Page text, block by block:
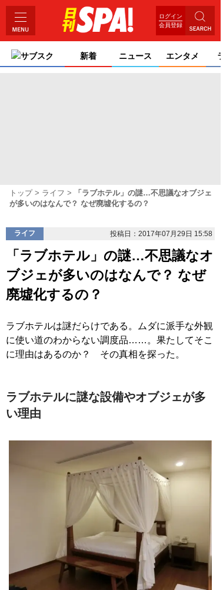
ログイン
会員登録
サブスク 新着 ニュース エンタメ
トップ ライフ
「ラブホテル」の謎…不思議なオブジェ
が多いのはなんで？ なぜ廃墟化するの？
ライフ 投稿日：2017年07月29日 15:58
「ラブホテル」の謎…不思議なオ
ブジェが多いのはなんで？ なぜ
廃墟化するの？
ラブホテルは謎だらけである。ムダに派手な外観
に使い道のわからない調度品……。果たしてそこ
に理由はあるのか？ その真相を探った。
ラブホテルに謎な設備やオブジェが多
い理由